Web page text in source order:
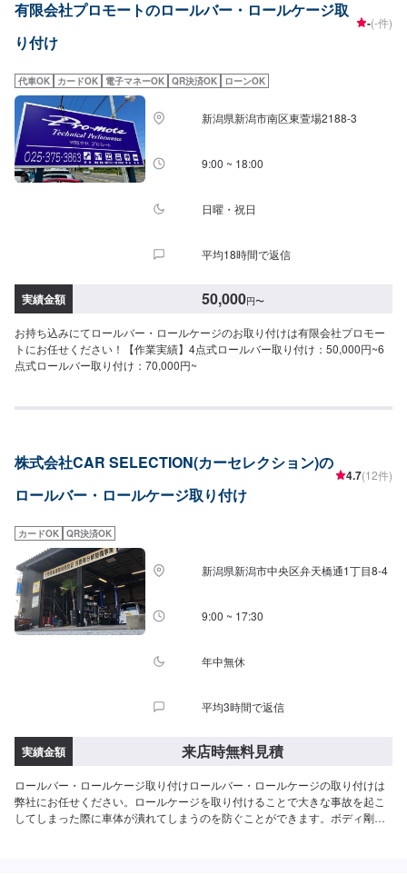
有限会社プロモートのロールバー・ロールケージ取
り付け
-(-件)
代車OK カードOK 電子マネーOK QR決済OK ローンOK
新潟県新潟市南区東萱場2188-3
9:00 ~ 18:00
日曜・祝日
平均18時間で返信
実績金額 50,000円〜
お持ち込みにてロールバー・ロールケージのお取り付けは有限会社プロモー
トにお任せください！【作業実績】4点式ロールバー取り付け：50,000円~6
点式ロールバー取り付け：70,000円~
株式会社CAR SELECTION(カーセレクション)の
ロールバー・ロールケージ取り付け
4.7(12件)
カードOK QR決済OK
新潟県新潟市中央区弁天橋通1丁目8-4
9:00 ~ 17:30
年中無休
平均3時間で返信
実績金額 来店時無料見積
ロールバー・ロールケージ取り付けロールバー・ロールケージの取り付けは
弊社にお任せください。ロールケージを取り付けることで大きな事故を起こ
してしまった際に車体が潰れてしまうのを防ぐことができます。ボディ剛性